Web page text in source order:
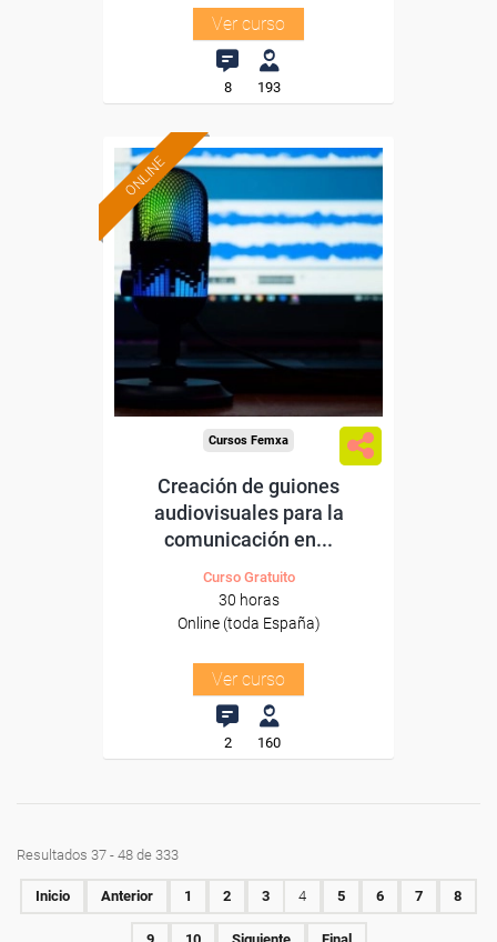
Ver curso
8 193
ONLINE
Formación 100%
subvencionada.
Para desempleados,
trabajadores y autónomos.
-Información, Comunicación
y Artes Gráficas.
Cursos Femxa
Creación de guiones
audiovisuales para la
comunicación en...
Curso Gratuito
30 horas
Online (toda España)
Ver curso
2 160
Resultados 37 - 48 de 333
Inicio Anterior 1 2 3 4 5 6 7 8